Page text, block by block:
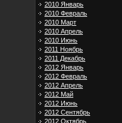
2010 Январь
2010 Февраль
2010 Март
2010 Апрель
2010 Июнь
2011 Ноябрь
2011 Декабрь
2012 Январь
2012 Февраль
2012 Апрель
2012 Май
2012 Июнь
2012 Сентябрь
2012 Октябрь